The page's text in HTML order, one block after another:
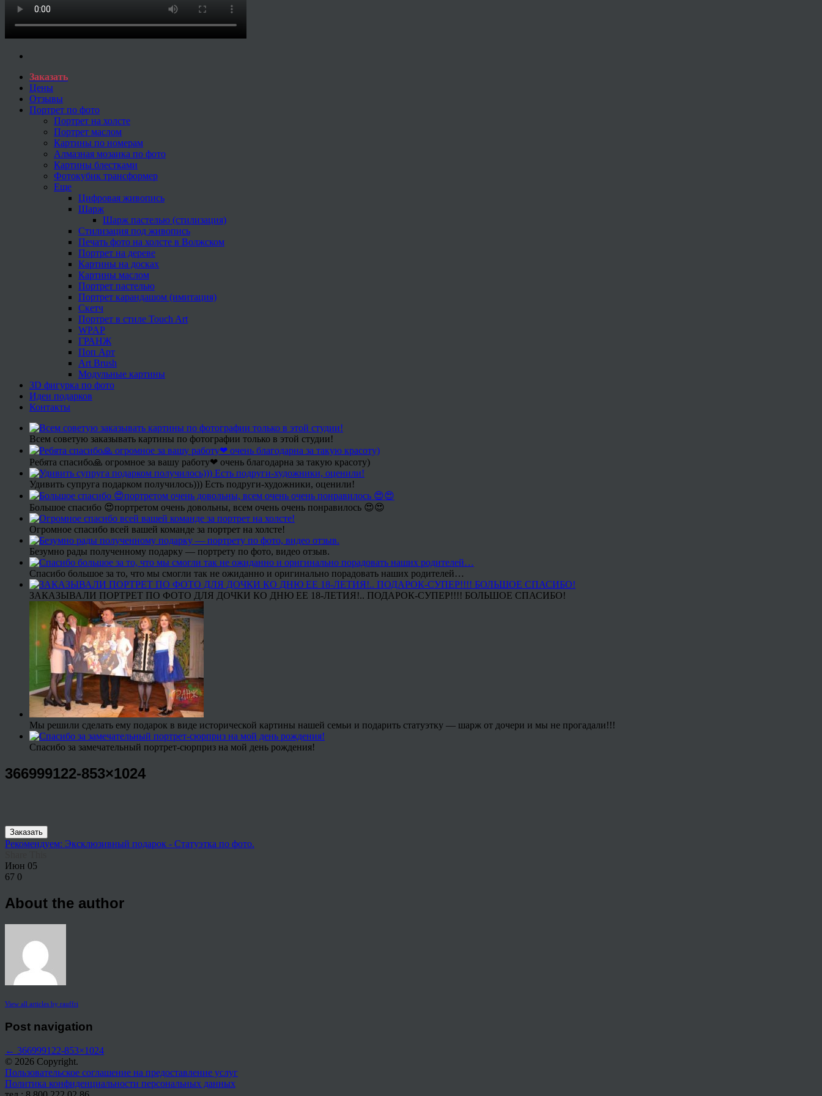
Заказать
Цены
Отзывы
Портрет по фото
Портрет на холсте
Портрет маслом
Картины по номерам
Алмазная мозаика по фото
Картины блестками
Фотокубик трансформер
Еще
Цифровая живопись
Шарж
Шарж пастелью (стилизация)
Стилизация под живопись
Печать фото на холсте в Волжском
Портрет на дереве
Картины на досках
Картины маслом
Портрет пастелью
Портрет карандашом (имитация)
Скетч
Портрет в стиле Touch Art
WPAP
ГРАНЖ
Поп Арт
Art Brush
Модульные картины
3D фигурка по фото
Идеи подарков
Контакты
Всем советую заказывать картины по фотографии только в этой студии!
Ребята спасибо🙏 огромное за вашу работу❤ очень благодарна за такую красоту)
Удивить супруга подарком получилось))) Есть подруги-художники, оценили!
Большое спасибо 😍портретом очень довольны, всем очень очень понравилось 😍😍
Огромное спасибо всей вашей команде за портрет на холсте!
Безумно рады полученному подарку — портрету по фото, видео отзыв.
Спасибо большое за то, что мы смогли так не ожиданно и оригинально порадовать наших родителей…
ЗАКАЗЫВАЛИ ПОРТРЕТ ПО ФОТО ДЛЯ ДОЧКИ КО ДНЮ ЕЕ 18-ЛЕТИЯ!.. ПОДАРОК-СУПЕР!!!! БОЛЬШОЕ СПАСИБО!
Мы решили сделать ему подарок в виде исторической картины нашей семьи и подарить статуэтку — шарж от дочери и мы не прогадали!!!
Спасибо за замечательный портрет-сюрприз на мой день рождения!
366999122-853×1024
Заказать
Рекомендуем: Эксклюзивный подарок - Статуэтка по фото.
Июн 05
67 0
About the author
View all articles by rauffri
Post navigation
← 366999122-853×1024
© 2026 Copyright.
Пользовательское соглашение на предоставление услуг
Политика конфиденциальности персональных данных